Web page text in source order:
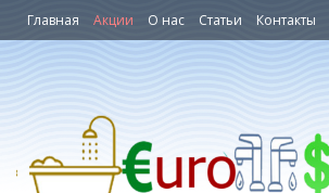
Главная Акции О нас Статьи Контакты